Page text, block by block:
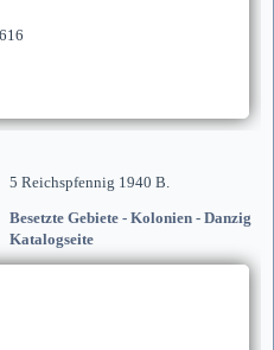
5 Reichspfennig 1940 B.
Besetzte Gebiete - Kolonien - Danzig
Katalogseite